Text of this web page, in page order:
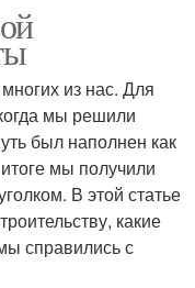
из нас. Для
мы решили
был наполнен как
мы получили
В этой статье
какие
справились с